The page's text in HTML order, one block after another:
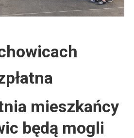
mieszkańcy
będą mogli